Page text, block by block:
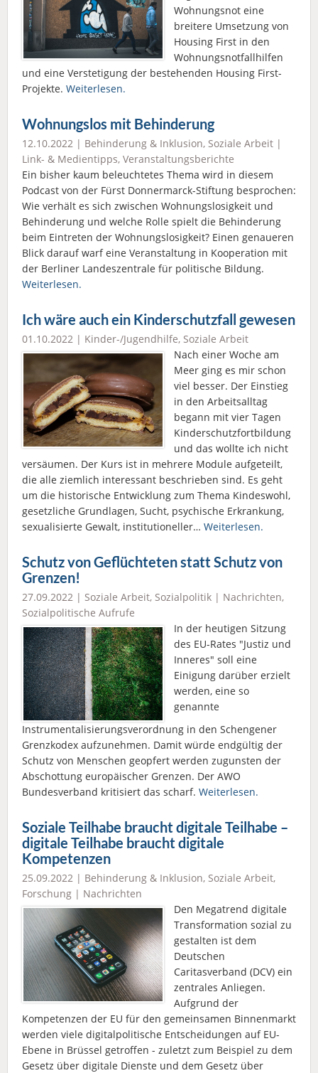
Wohnungsnot eine
breitere Umsetzung von
Housing First in den
Wohnungsnotfallhilfen
und eine Verstetigung der bestehenden Housing First-
Projekte. Weiterlesen.
Wohnungslos mit Behinderung
12.10.2022 | Behinderung & Inklusion, Soziale Arbeit |
Link- & Medientipps, Veranstaltungsberichte
Ein bisher kaum beleuchtetes Thema wird in diesem
Podcast von der Fürst Donnermarck-Stiftung besprochen:
Wie verhält es sich zwischen Wohnungslosigkeit und
Behinderung und welche Rolle spielt die Behinderung
beim Eintreten der Wohnungslosigkeit? Einen genaueren
Blick darauf warf eine Veranstaltung in Kooperation mit
der Berliner Landeszentrale für politische Bildung.
Weiterlesen.
Ich wäre auch ein Kinderschutzfall gewesen
01.10.2022 | Kinder-/Jugendhilfe, Soziale Arbeit
Nach einer Woche am
Meer ging es mir schon
viel besser. Der Einstieg
in den Arbeitsalltag
begann mit vier Tagen
Kinderschutzfortbildung
und das wollte ich nicht
versäumen. Der Kurs ist in mehrere Module aufgeteilt,
die alle ziemlich interessant beschrieben sind. Es geht
um die historische Entwicklung zum Thema Kindeswohl,
gesetzliche Grundlagen, Sucht, psychische Erkrankung,
sexualisierte Gewalt, institutioneller… Weiterlesen.
Schutz von Geflüchteten statt Schutz von
Grenzen!
27.09.2022 | Soziale Arbeit, Sozialpolitik | Nachrichten,
Sozialpolitische Aufrufe
In der heutigen Sitzung
des EU-Rates "Justiz und
Inneres" soll eine
Einigung darüber erzielt
werden, eine so
genannte
Instrumentalisierungsverordnung in den Schengener
Grenzkodex aufzunehmen. Damit würde endgültig der
Schutz von Menschen geopfert werden zugunsten der
Abschottung europäischer Grenzen. Der AWO
Bundesverband kritisiert das scharf. Weiterlesen.
Soziale Teilhabe braucht digitale Teilhabe –
digitale Teilhabe braucht digitale
Kompetenzen
25.09.2022 | Behinderung & Inklusion, Soziale Arbeit,
Forschung | Nachrichten
Den Megatrend digitale
Transformation sozial zu
gestalten ist dem
Deutschen
Caritasverband (DCV) ein
zentrales Anliegen.
Aufgrund der
Kompetenzen der EU für den gemeinsamen Binnenmarkt
werden viele digitalpolitische Entscheidungen auf EU-
Ebene in Brüssel getroffen - zuletzt zum Beispiel zu dem
Gesetz über digitale Dienste und dem Gesetz über